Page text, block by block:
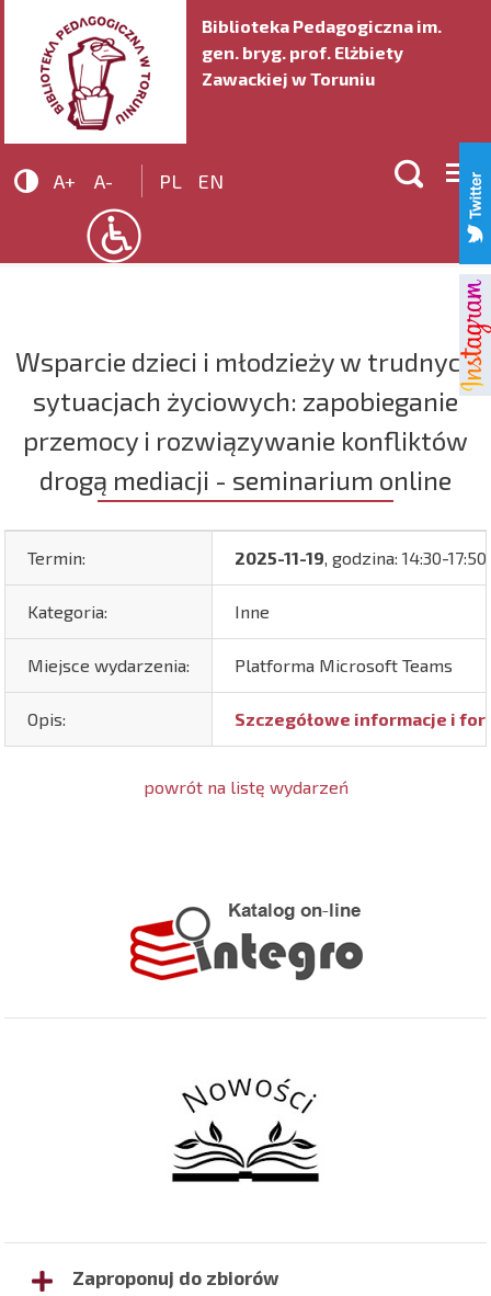
Biblioteka Pedagogiczna im.
gen. bryg. prof. Elżbiety
Zawackiej w Toruniu
 A+ A- PL EN 
Wsparcie dzieci i młodzieży w trudnych
sytuacjach życiowych: zapobieganie
przemocy i rozwiązywanie konfliktów
drogą mediacji - seminarium online
Termin: 2025-11-19, godzina: 14:30-17:50
Kategoria: Inne
Miejsce wydarzenia: Platforma Microsoft Teams
Opis: Szczegółowe informacje i
powrót na listę wydarzeń
Zaproponuj do zbiorów